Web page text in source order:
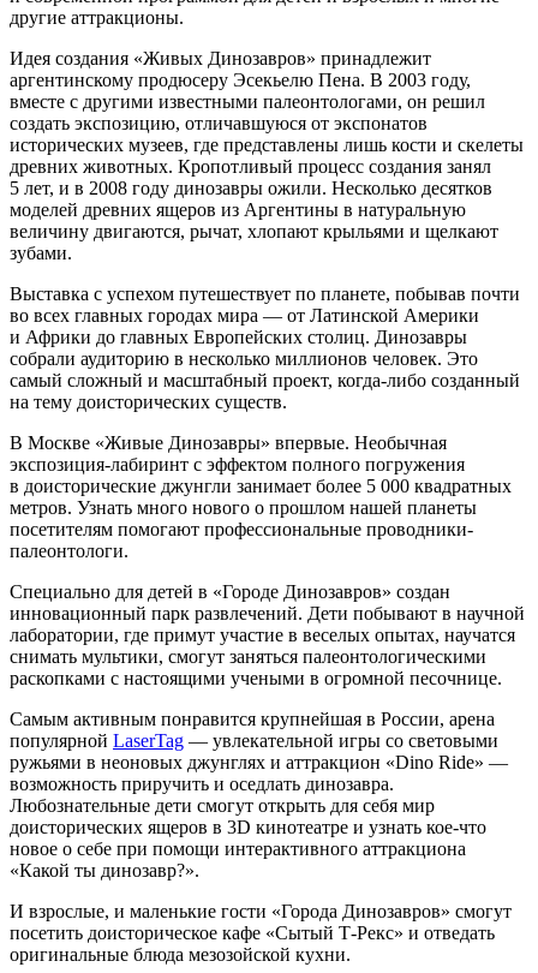
другие аттракционы.
Идея создания «Живых Динозавров» принадлежит
аргентинскому продюсеру Эсекьелю Пена. В 2003 году,
вместе с другими известными палеонтологами, он решил
создать экспозицию, отличавшуюся от экспонатов
исторических музеев, где представлены лишь кости и скелеты
древних животных. Кропотливый процесс создания занял
5 лет, и в 2008 году динозавры ожили. Несколько десятков
моделей древних ящеров из Аргентины в натуральную
величину двигаются, рычат, хлопают крыльями и щелкают
зубами.
Выставка с успехом путешествует по планете, побывав почти
во всех главных городах мира — от Латинской Америки
и Африки до главных Европейских столиц. Динозавры
собрали аудиторию в несколько миллионов человек. Это
самый сложный и масштабный проект, когда-либо созданный
на тему доисторических существ.
В Москве «Живые Динозавры» впервые. Необычная
экспозиция-лабиринт с эффектом полного погружения
в доисторические джунгли занимает более 5 000 квадратных
метров. Узнать много нового о прошлом нашей планеты
посетителям помогают профессиональные проводники-
палеонтологи.
Специально для детей в «Городе Динозавров» создан
инновационный парк развлечений. Дети побывают в научной
лаборатории, где примут участие в веселых опытах, научатся
снимать мультики, смогут заняться палеонтологическими
раскопками с настоящими учеными в огромной песочнице.
Самым активным понравится крупнейшая в России, арена
популярной LaserTag — увлекательной игры со световыми
ружьями в неоновых джунглях и аттракцион «Dino Ride» —
возможность приручить и оседлать динозавра.
Любознательные дети смогут открыть для себя мир
доисторических ящеров в 3D кинотеатре и узнать кое-что
новое о себе при помощи интерактивного аттракциона
«Какой ты динозавр?».
И взрослые, и маленькие гости «Города Динозавров» смогут
посетить доисторическое кафе «Сытый Т-Рекс» и отведать
оригинальные блюда мезозойской кухни.